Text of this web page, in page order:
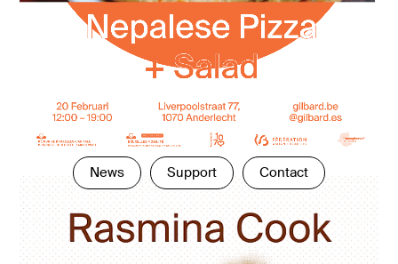
News Support Contact